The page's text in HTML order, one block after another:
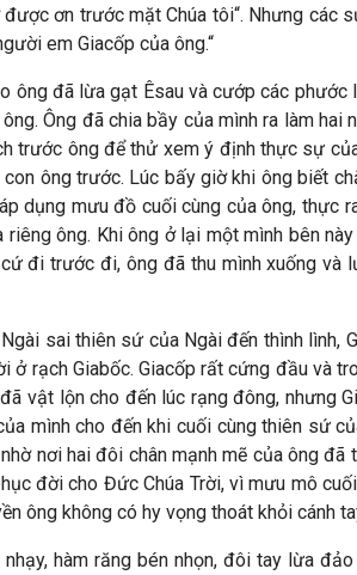
ơn trước mặt Chúa tôi“. Nhưng các
em Giacốp của ông.“
ông đã lừa gạt Êsau và cướp các
Ông đã chia bầy của mình ra làm
trước ông để thử xem ý định thực sự
ông trước. Lúc bấy giờ khi ông biết
dụng mưu đồ cuối cùng của ông,
ông. Khi ông ở lại một mình bên
đi trước đi, ông đã thu mình xuống
sai thiên sứ của Ngài đến thình
rạch Giabốc. Giacốp rất cứng đầu và
vật lộn cho đến lúc rạng đông, nhưng
mình cho đến khi cuối cùng thiên sứ
nơi hai đôi chân mạnh mẽ của ông
đời cho Đức Chúa Trời, vì mưu mô
ông không có hy vọng thoát khỏi cánh
hàm răng bén nhọn, đôi tay lừa